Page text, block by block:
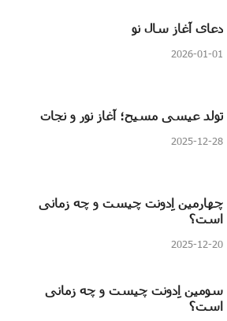
دعای آغاز سال نو
2026-01-01
تولد عیسی مسیح؛ آغاز نور و نجات
2025-12-28
چهارمین اِدونت چیست و چه زمانی
است؟
2025-12-20
سومین اِدونت چیست و چه زمانی
است؟